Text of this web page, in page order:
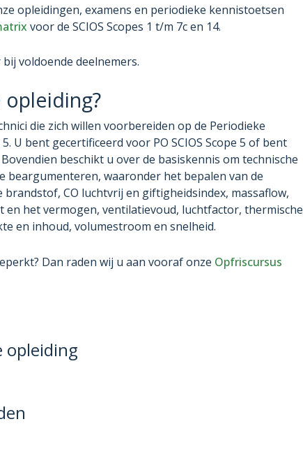
opleidingen, examens en periodieke kennistoetsen
voor de SCIOS Scopes 1 t/m 7c en 14.
voldoende deelnemers.
opleiding?
die zich willen voorbereiden op de Periodieke
U bent gecertificeerd voor PO SCIOS Scope 5 of bent
beschikt u over de basiskennis om technische
beargumenteren, waaronder het bepalen van de
brandstof, CO luchtvrij en giftigheidsindex, massaflow,
en het vermogen, ventilatievoud, luchtfactor, thermische
en inhoud, volumestroom en snelheid.
Dan raden wij u aan vooraf onze Opfriscursus
opleiding